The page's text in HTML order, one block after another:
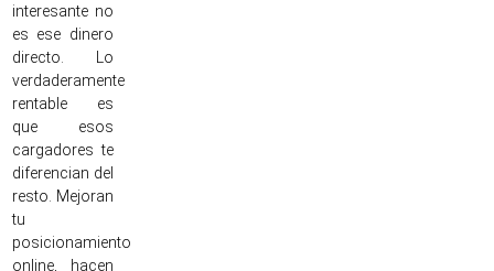
interesante no
es ese dinero
directo. Lo
verdaderamente
rentable es
que esos
cargadores te
diferencian del
resto. Mejoran
tu
posicionamiento
online, hacen